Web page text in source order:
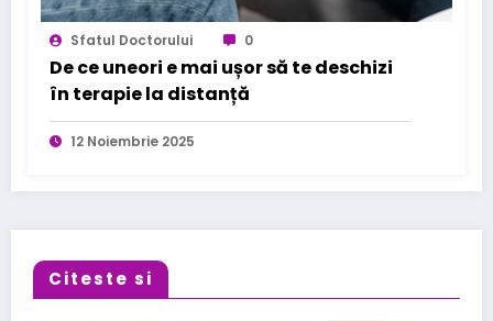
Sfatul Doctorului 0
De ce uneori e mai ușor să te deschizi
în terapie la distanță
12 Noiembrie 2025
Citeste si